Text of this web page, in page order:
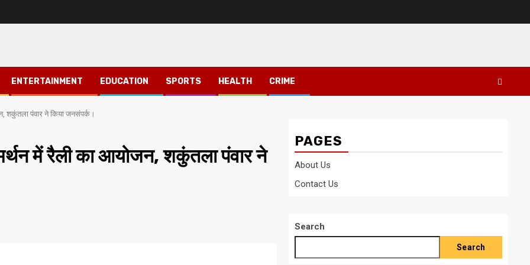
ENTERTAINMENT EDUCATION SPORTS HEALTH CRIME
शकुंतला पंवार ने किया जनसंपर्क।
में रैली का आयोजन, शकुंतला पंवार ने
PAGES
About Us
Contact Us
Search
Search